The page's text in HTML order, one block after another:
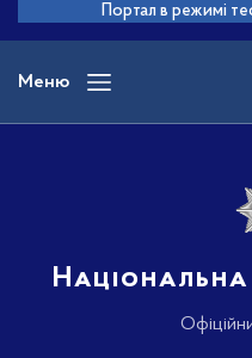
основного
вмісту
Портал в режимі
Меню
Національна